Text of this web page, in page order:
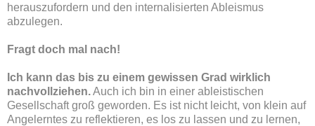
herauszufordern und den internalisierten Ableismus
abzulegen.
Fragt doch mal nach!
Ich kann das bis zu einem gewissen Grad wirklich
nachvollziehen.Auch ich bin in einer ableistischen
Gesellschaft groß geworden. Es ist nicht leicht, von klein auf
Angelerntes zu reflektieren, es los zu lassen und zu lernen,